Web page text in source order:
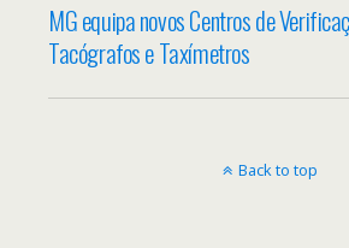
MG equipa novos Centros de
Tacógrafos e Taxímetros
Back to top